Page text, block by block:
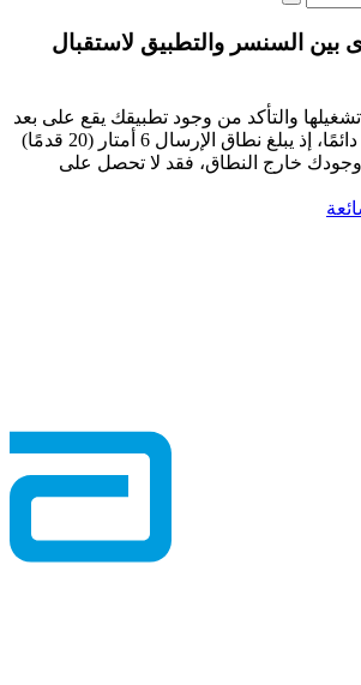
بين السنسر والتطبيق لاستقبال
والتأكد من وجود تطبيقك يقع على بعد
6 أمتار (20 قدمًا) منك دائمًا، إذ يبلغ نطاق الإرسال 6 أمتار (20 قدمًا)
خارج النطاق، فقد لا تحصل على